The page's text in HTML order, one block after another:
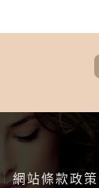
網站條款政策